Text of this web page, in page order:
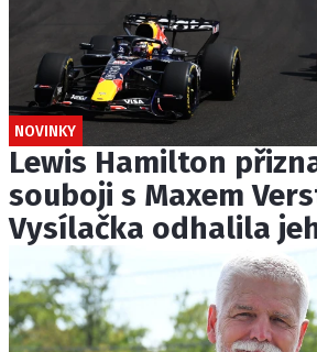
NOVINKY
Lewis Hamilton
souboji s Maxem
Vysílačka odhalila